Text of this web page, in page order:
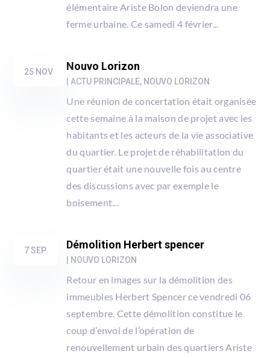
élémentaire Ariste Bolon deviendra une
ferme urbaine. Ce samedi 4 février...
Nouvo Lorizon
25 NOV
ACTU PRINCIPALE, NOUVO LORIZON
Une réunion de concertation était organisée
cette semaine à la maison de projet avec les
habitants et les acteurs de la vie associative
du quartier. Le projet de réhabilitation du
quartier était une nouvelle fois au centre
des discussions avec par exemple le
boisement...
Démolition Herbert spencer
7 SEP
NOUVO LORIZON
Retour en images sur la démolition des
immeubles Herbert Spencer ce vendredi 06
septembre. Cette démolition constitue le
coup d’envoi de l’opération de
renouvellement urbain des quartiers Ariste